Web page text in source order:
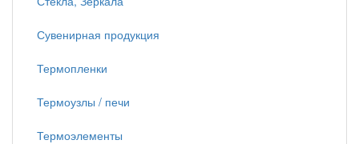
Сувенирная продукция
Термопленки
Термоузлы / печи
Термоэлементы